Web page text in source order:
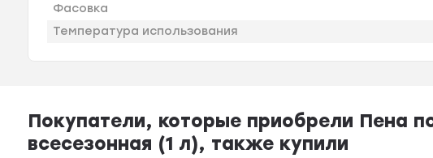
Фасовка
Температура использования
Покупатели, которые приобрели Пена
всесезонная (1 л), также купили